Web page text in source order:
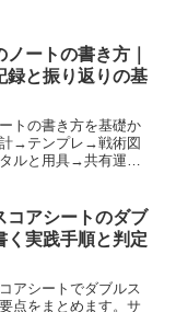
ートの書き方｜
録と振り返りの基
トの書き方を基礎か
計→テンプレ→戦術図
ルと用具→共有運用
コアシートのダブ
く実践手順と判定
アシートでダブルス
点をまとめます。サ